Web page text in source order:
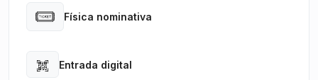
Física nominativa
Open
Entrada digital
Open